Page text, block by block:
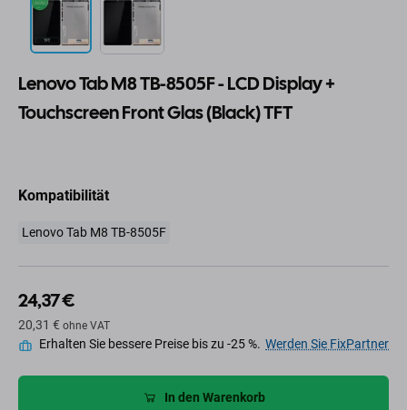
Lenovo Tab M8 TB-8505F - LCD Display +
Touchscreen Front Glas (Black) TFT
Kompatibilität
Lenovo Tab M8 TB-8505F
24,37 €
20,31 € ohne VAT
Erhalten Sie bessere Preise bis zu -25 %. Werden Sie FixPartner
In den Warenkorb